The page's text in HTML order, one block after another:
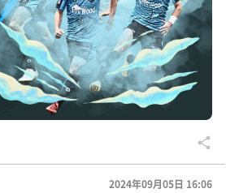
2024年09月05日 16:06